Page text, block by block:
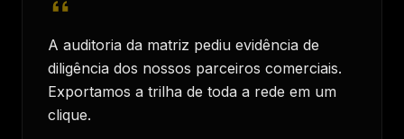
A auditoria da matriz pediu evidência de
diligência dos nossos parceiros comerciais.
Exportamos a trilha de toda a rede em um
clique.